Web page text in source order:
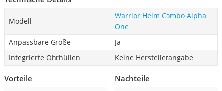
Modell
Warrior Helm Combo Alpha
One
Anpassbare Größe
Ja
Integrierte Ohrhüllen
Keine Herstellerangabe
Vorteile Nachteile